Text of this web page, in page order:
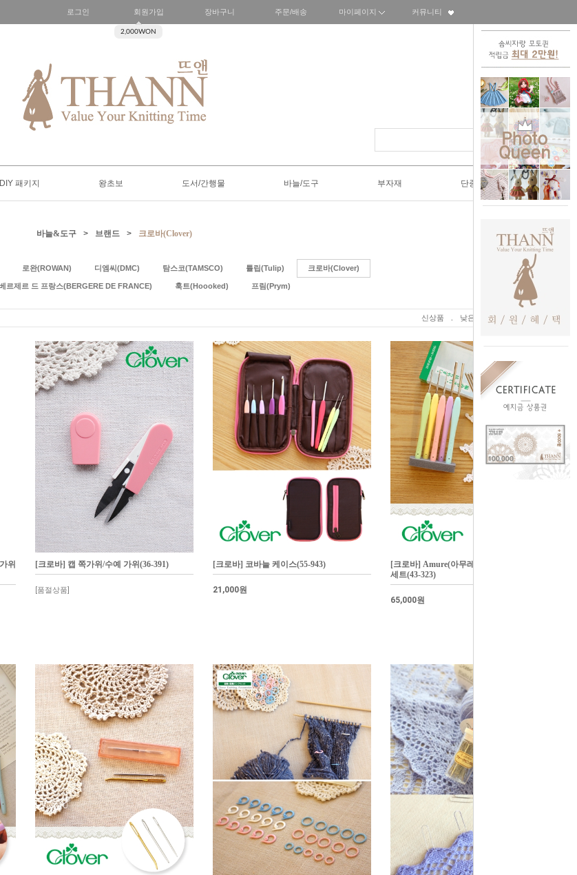
로그인 회원가입
2,000WON
장바구니 주문/배송 마이페이지 커뮤니티
DIY 패키지 왕초보 도서/간행물 바늘/도구 부자재 단종SALE50%
바늘&도구 > 브랜드 > 크로바(Clover)
로완(ROWAN) 디엠씨(DMC) 탐스코(TAMSCO) 튤립(Tulip) 크로바(Clover)
르제르 드 프랑스(BERGERE DE FRANCE) 훅트(Hoooked) 프림(Prym)
신상품 낮은가격 높은가격
위
[크로바] 캡 쪽가위/수예 가위(36-391)
[품절상품]
[크로바] 코바늘 케이스(55-943)
21,000원
[크로바] Amure(아무레) 레이스용 코바늘
세트(43-323)
65,000원